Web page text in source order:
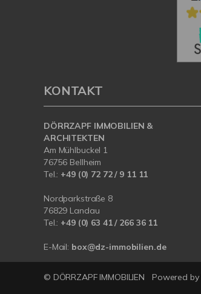
KONTAKT
DÖRRZAPF IMMOBILIEN &
ARCHITEKTEN
Am Mühlbuckel 1
76756 Bellheim
Tel.: +49 (0) 72 72 / 9 11 11
Nordparkstraße 8
76829 Landau
Tel.: +49 (0) 63 41 / 266 36 11
E-Mail: box@dz-immobilien.de
© DÖRRZAPF IMMOBILIEN Powered by